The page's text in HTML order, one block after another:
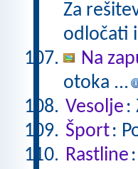
Za
odločati
Na
otoka ...
Vesolje :
Šport:
Rastline